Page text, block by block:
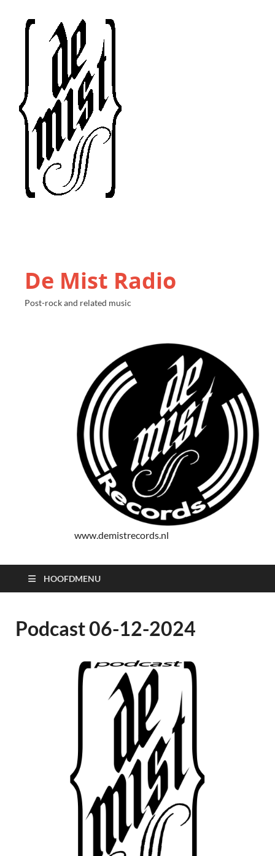
De Mist Radio
Post-rock and related music
www.demistrecords.nl
HOOFDMENU
Podcast 06-12-2024